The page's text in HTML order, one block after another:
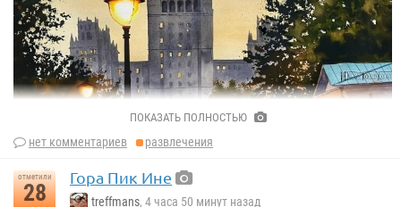
ПОКАЗАТЬ ПОЛНОСТЬЮ
нет комментариев развлечения
отметили
28
Гора Пик Ине
treffmans, 4 часа 50 минут назад